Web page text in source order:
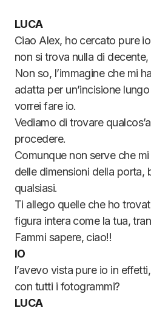
LUCA
Ciao Alex, ho cercato pure io
non si trova nulla di
Non so, l’immagine che mi
adatta per un’incisione
vorrei fare io.
Vediamo di trovare
procedere.
Comunque non serve che mi
delle dimensioni della porta,
qualsiasi.
Ti allego quelle che ho
figura intera come la tua,
Fammi sapere, ciao!!
IO
l’avevo vista pure io in
con tutti i fotogrammi?
LUCA